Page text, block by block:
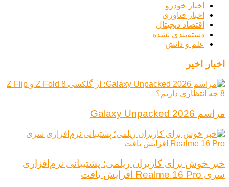
اخبار خودرو
اخبار فناوری
اقتصاد دیجیتال
دسته‌بندی نشده
علم و دانش
اخبار اخیر
مراسم Galaxy Unpacked 2026
خبر خوش برای کاربران ریلمی؛ پشتیبانی نرم‌افزاری
سری Realme 16 Pro افزایش یافت